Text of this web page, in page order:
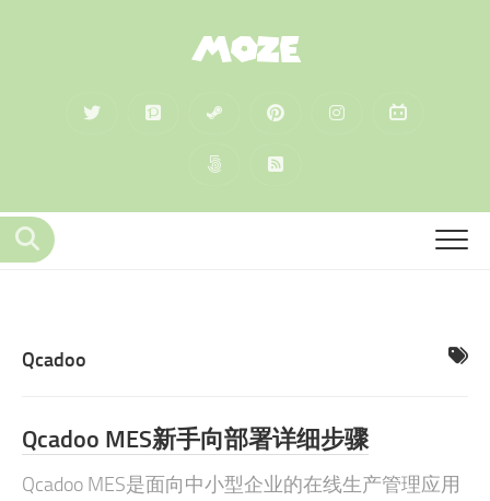
MOZE
Qcadoo
Qcadoo MES新手向部署详细步骤
Qcadoo MES是面向中小型企业的在线生产管理应用